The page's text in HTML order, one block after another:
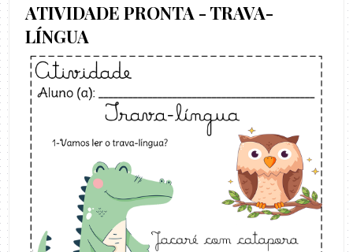
ATIVIDADE PRONTA - TRAVA-
LÍNGUA